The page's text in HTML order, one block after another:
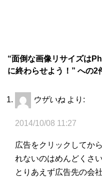
“面倒な画像リサイズは
に終わらせよう！” への2
ウザいね より:
2014/10/08 11:27
広告をクリックしてか
れないのはめんどくさい
とりあえず広告先の会